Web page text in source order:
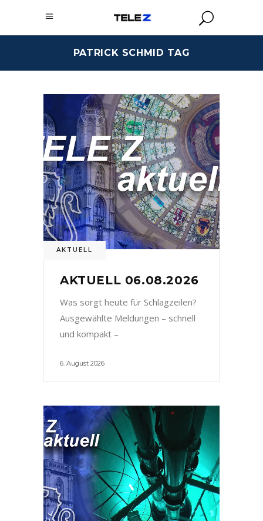
PATRICK SCHMID TAG
AKTUELL
AKTUELL 06.08.2026
Was sorgt heute für Schlagzeilen?
Ausgewählte Meldungen – schnell
und kompakt –
6. August 2026